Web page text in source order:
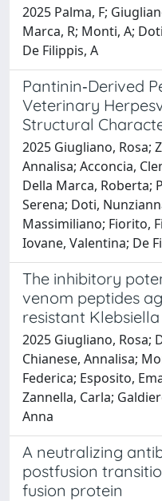
2025 Palma, F;
Marca, R; Monti, A;
De Filippis, A
Pantinin‐Derived
Veterinary
Structural
2025 Giugliano, Rosa;
Annalisa; Acconcia,
Della Marca, Roberta;
Serena; Doti,
Massimiliano; Fiorito,
Iovane, Valentina; De
The inhibitory
venom peptides
resistant
2025 Giugliano, Rosa;
Chianese, Annalisa;
Federica; Esposito,
Zannella, Carla;
Anna
A neutralizing
postfusion
fusion protein